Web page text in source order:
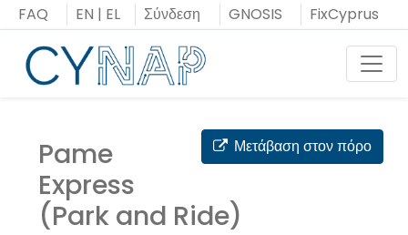
Μεταπήδηση
στο
περιεχόμενο
FAQ EN | EL Σύνδεση GNOSIS FixCyprus
Μετάβαση στον πόρο
Pame
Express
(Park and Ride)